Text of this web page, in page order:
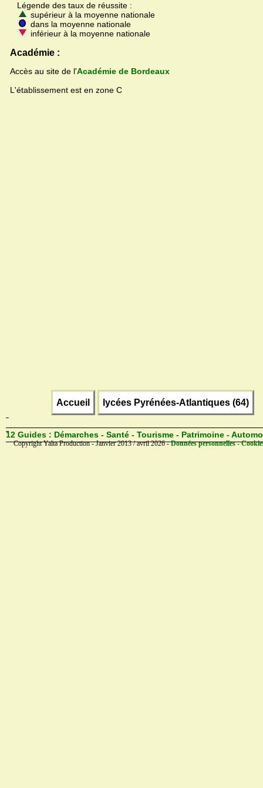
Légende des taux de réussite :
supérieur à la moyenne nationale
dans la moyenne nationale
inférieur à la moyenne nationale
Académie :
Accès au site de l'Académie de Bordeaux
L'établissement est en zone C
Accueil lycées Pyrénées-Atlantiques (64)
12 Guides : Démarches - Santé - Tourisme - Patrimoine -
Copyright Yalta Production - Janvier 2013 / avril 2026 -Données personnelles -